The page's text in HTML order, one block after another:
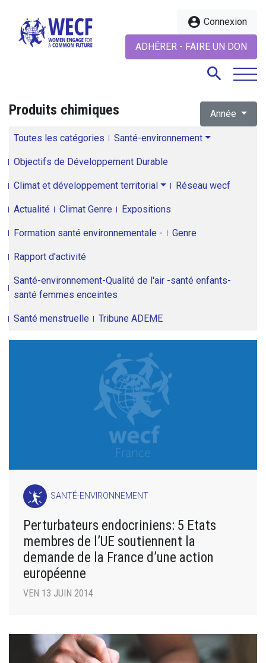
account_circle Connexion
ADHÉRER - FAIRE UN DON
search
Produits chimiques Année
Toutes les catégories Santé-environnement
Objectifs de Développement Durable
Climat et développement territorial Réseau wecf
Actualité Climat Genre Expositions
Formation santé environnementale - Genre
Rapport d'activité
Santé-environnement-Qualité de l'air -santé enfants-
santé femmes enceintes
Santé menstruelle Tribune ADEME
SANTÉ-ENVIRONNEMENT
Perturbateurs endocriniens: 5 Etats
membres de l’UE soutiennent la
demande de la France d’une action
européenne
VEN 13 JUIN 2014